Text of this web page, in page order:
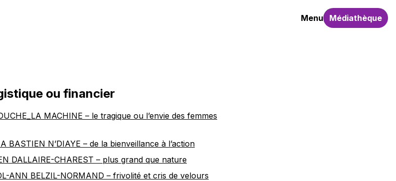
Menu Médiathèque
ou financier
MACHINE – le tragique ou l’envie des femmes
BASTIEN N’DIAYE – de la bienveillance à l’action
DALLAIRE-CHAREST – plus grand que nature
ANN BELZIL-NORMAND – frivolité et cris de velours